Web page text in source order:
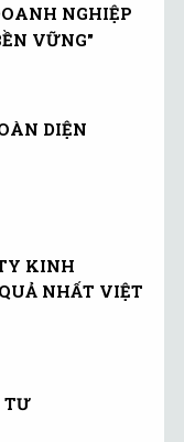
NGHIỆP
VỮNG"
DIỆN
KINH
NHẤT VIỆT
TƯ